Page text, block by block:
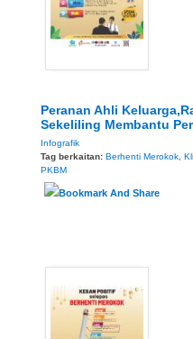
Peranan Ahli
Sekeliling Membantu
Infografik
Tag berkaitan: Berhenti Merokok,
PKBM